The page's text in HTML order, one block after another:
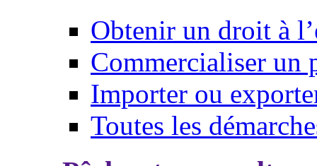
Obtenir un droit à
Commercialiser un
Importer ou
Toutes les